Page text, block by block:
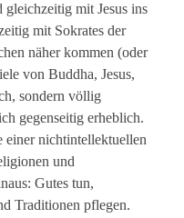
mit Jesus ins
mit Sokrates der
näher kommen (oder
von Buddha, Jesus,
sondern völlig
gegenseitig erheblich.
einer nichtintellektuellen
und
Gutes tun,
Traditionen pflegen.